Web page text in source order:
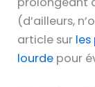
(d’ailleurs,
article sur
lourde pour